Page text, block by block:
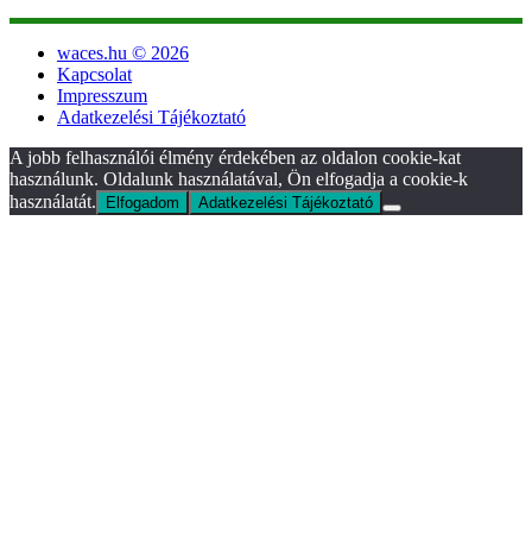
waces.hu © 2026
Kapcsolat
Impresszum
Adatkezelési Tájékoztató
A jobb felhasználói élmény érdekében az oldalon cookie-kat
használunk. Oldalunk használatával, Ön elfogadja a cookie-k
használatát.
Elfogadom Adatkezelési Tájékoztató